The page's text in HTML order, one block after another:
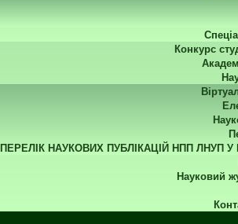
Конкурс
ПЕРЕЛІК НАУКОВИХ ПУБЛІКАЦІЙ НПП ЛНУП
Науковий